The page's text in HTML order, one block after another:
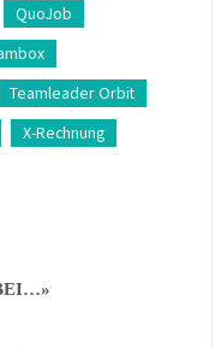
QuoJob
Teamleader Orbit
X-Rechnung